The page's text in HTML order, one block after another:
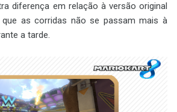
diferença em relação à versão original
as corridas não se passam mais à
a tarde.